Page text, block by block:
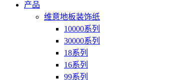
产品
维意地板装饰纸
10000系列
30000系列
18系列
16系列
99系列